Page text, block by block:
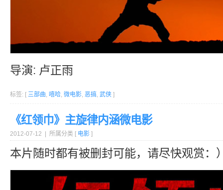
导演: 卢正雨
标签: [ 三部曲, 嘻哈, 微电影, 恶搞, 武侠 ]
《红领巾》主旋律内涵微电影
2012-07-12 | 所属分类 [ 电影 ]
本片随时都有被删封可能，请尽快观赏：